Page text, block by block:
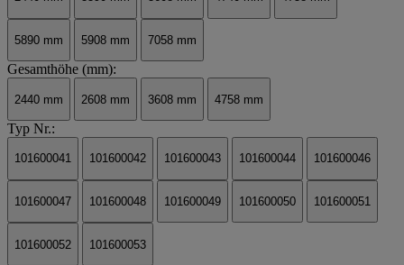
5890 mm 5908 mm 7058 mm
Gesamthöhe (mm):
2440 mm 2608 mm 3608 mm 4758 mm
Typ Nr.:
101600041 101600042 101600043 101600044 101600046
101600047 101600048 101600049 101600050 101600051
101600052 101600053